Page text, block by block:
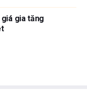
gia tăng